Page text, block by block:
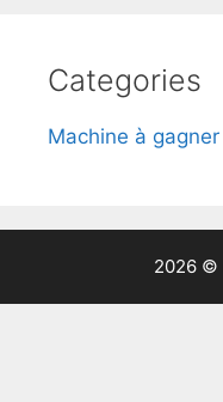
Categories
Machine à gagner
2026 ©